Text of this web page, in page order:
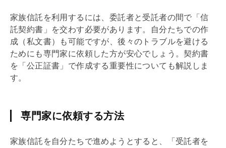
家族信託を利用するには、委託者と受託者の間で「信
託契約書」を交わす必要があります。自分たちでの作
成（私文書）も可能ですが、後々のトラブルを避ける
ためにも専門家に依頼した方が安心でしょう。契約書
を「公正証書」で作成する重要性についても解説しま
す。
専門家に依頼する方法
家族信託を自分たちで進めようとすると、「受託者を